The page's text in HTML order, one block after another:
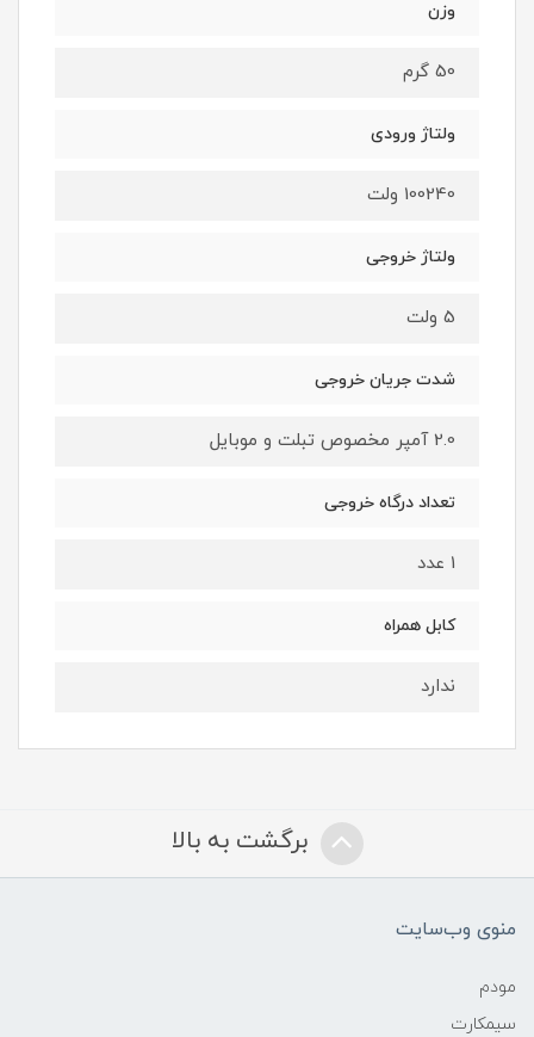
وزن
50 گرم
ولتاژ ورودی
100240 ولت
ولتاژ خروجی
5 ولت
شدت جریان خروجی
2.0 آمپر مخصوص تبلت و موبایل
تعداد درگاه خروجی
1 عدد
کابل همراه
ندارد
برگشت به بالا
منوی وب‌سایت
مودم
سیمکارت